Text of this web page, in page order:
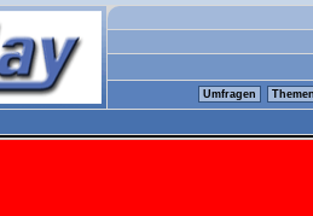
Umfragen